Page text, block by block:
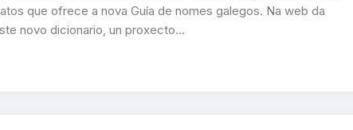
que ofrece a nova Guía de nomes galegos. Na web da
novo dicionario, un proxecto…